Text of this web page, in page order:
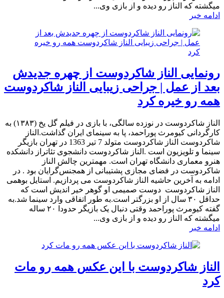
میگشته که الناز رو دیده و از بازی وی...
ادامه خبر
رونمایی الناز شاکردوست از چهره جدیدش
بعد از عمل | جراحی زیبایی الناز شاکردوست
همه رو خیره کرد
الناز شاکردوست در نوزده سالگی، با بازی در فیلم گل یخ (۱۳۸۳) به
کارگردانی کیومرث پوراحمد، پا به سینمای ایران گذاشت.الناز
شاکردوست الناز شاکردوست متولد 7 تیر 1363 در تهران بازیگر
سینما و تلویزیون است .الناز شاکردوست دانشجوی تئاتراز دانشکده
هنرو معماری دانشگاه تهران است. مهمترین چالش الناز
شاکردوست در فضای مجازی پشتیبانی از همجنس‌گرایان بود . در
ادامه به آخرین حاشیه الناز شاکردوست می پردازیم. استایل بوهمی
الناز شاکردوست دوست صمیمی او گوهر خیر اندیش است که
حداقل ۳۰ سال از او بزرگتر است.به طور اتفاقی وارد سینما شد.به
گفته کیومرث پوراحمد وقتی دنبال یک بازیگر حدودا ۲۰ ساله
میگشته که الناز رو دیده و از بازی وی...
ادامه خبر
الناز شاکردوست با این عکس همه رو مات
کرد